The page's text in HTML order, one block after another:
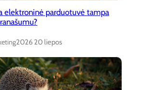
elektroninė parduotuvė tampa
2026 20 liepos